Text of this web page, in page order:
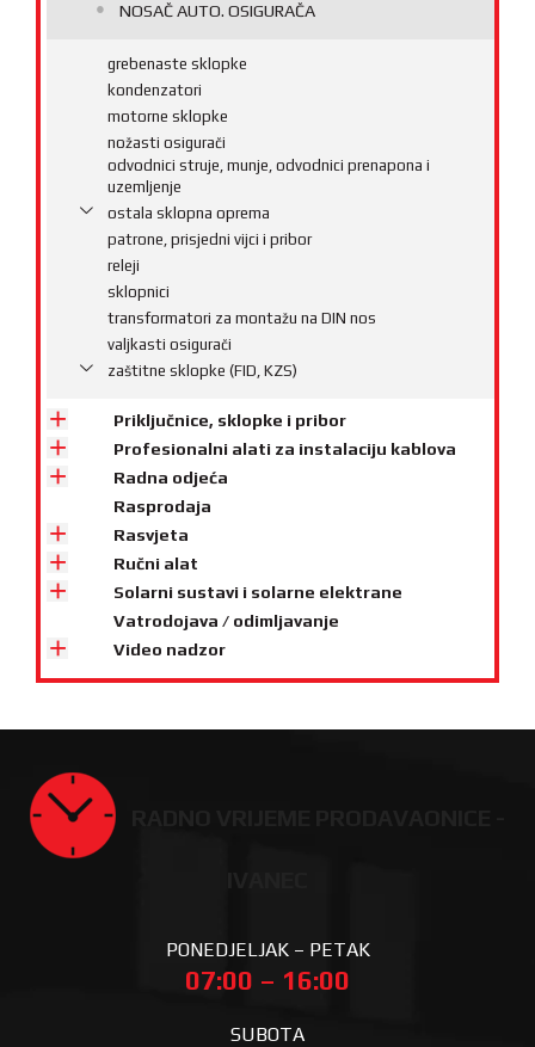
NOSAČ AUTO. OSIGURAČA
grebenaste sklopke
kondenzatori
motorne sklopke
nožasti osigurači
odvodnici struje, munje, odvodnici prenapona i
uzemljenje
ostala sklopna oprema
patrone, prisjedni vijci i pribor
releji
sklopnici
transformatori za montažu na DIN nos
valjkasti osigurači
zaštitne sklopke (FID, KZS)
Priključnice, sklopke i pribor
Profesionalni alati za instalaciju kablova
Radna odjeća
Rasprodaja
Rasvjeta
Ručni alat
Solarni sustavi i solarne elektrane
Vatrodojava / odimljavanje
Video nadzor
PONEDJELJAK – PETAK
07:00 – 16:00
SUBOTA